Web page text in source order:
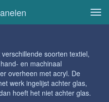
soorten textiel,
en machinaal
overheen met acryl. De
werk ingelijst achter glas,
hoeft het niet achter glas.